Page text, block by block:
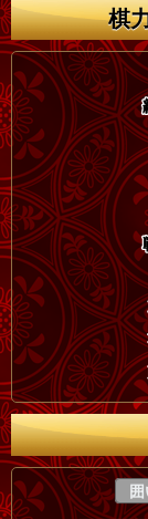
棋